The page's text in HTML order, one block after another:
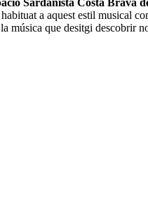
Sardanista Costa Brava
a aquest estil musical
música que desitgi descobrir